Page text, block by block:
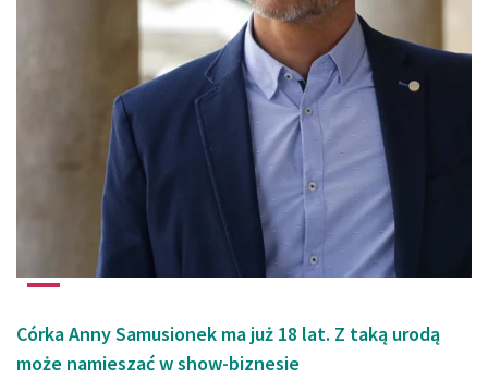
Córka Anny Samusionek ma już 18 lat. Z taką urodą
może namieszać w show-biznesie